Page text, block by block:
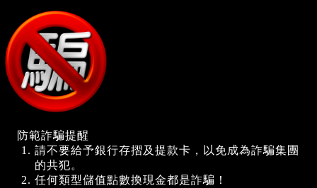
防範詐騙提醒
請不要給予銀行存摺及提款卡，以免成為詐騙集團
的共犯。
任何類型儲值點數換現金都是詐騙！